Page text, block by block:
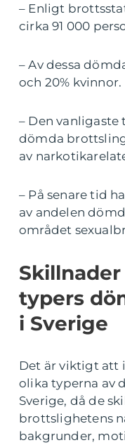
– Enligt
cirka 91 000
– Av dessa
och 20% kvinnor.
– Den vanligaste
dömda
av
– På senare tid
av andelen
området
typers
i Sverige
Det är viktigt att
olika typerna av
Sverige, då de
brottslighetens
bakgrunder,